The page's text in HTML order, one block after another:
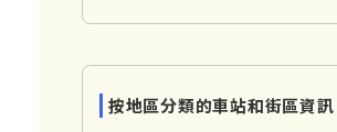
按地區分類的車站和街區資訊